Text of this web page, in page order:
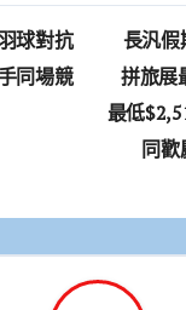
球對抗
同場競
長汎假
拼旅展
最低
同歡